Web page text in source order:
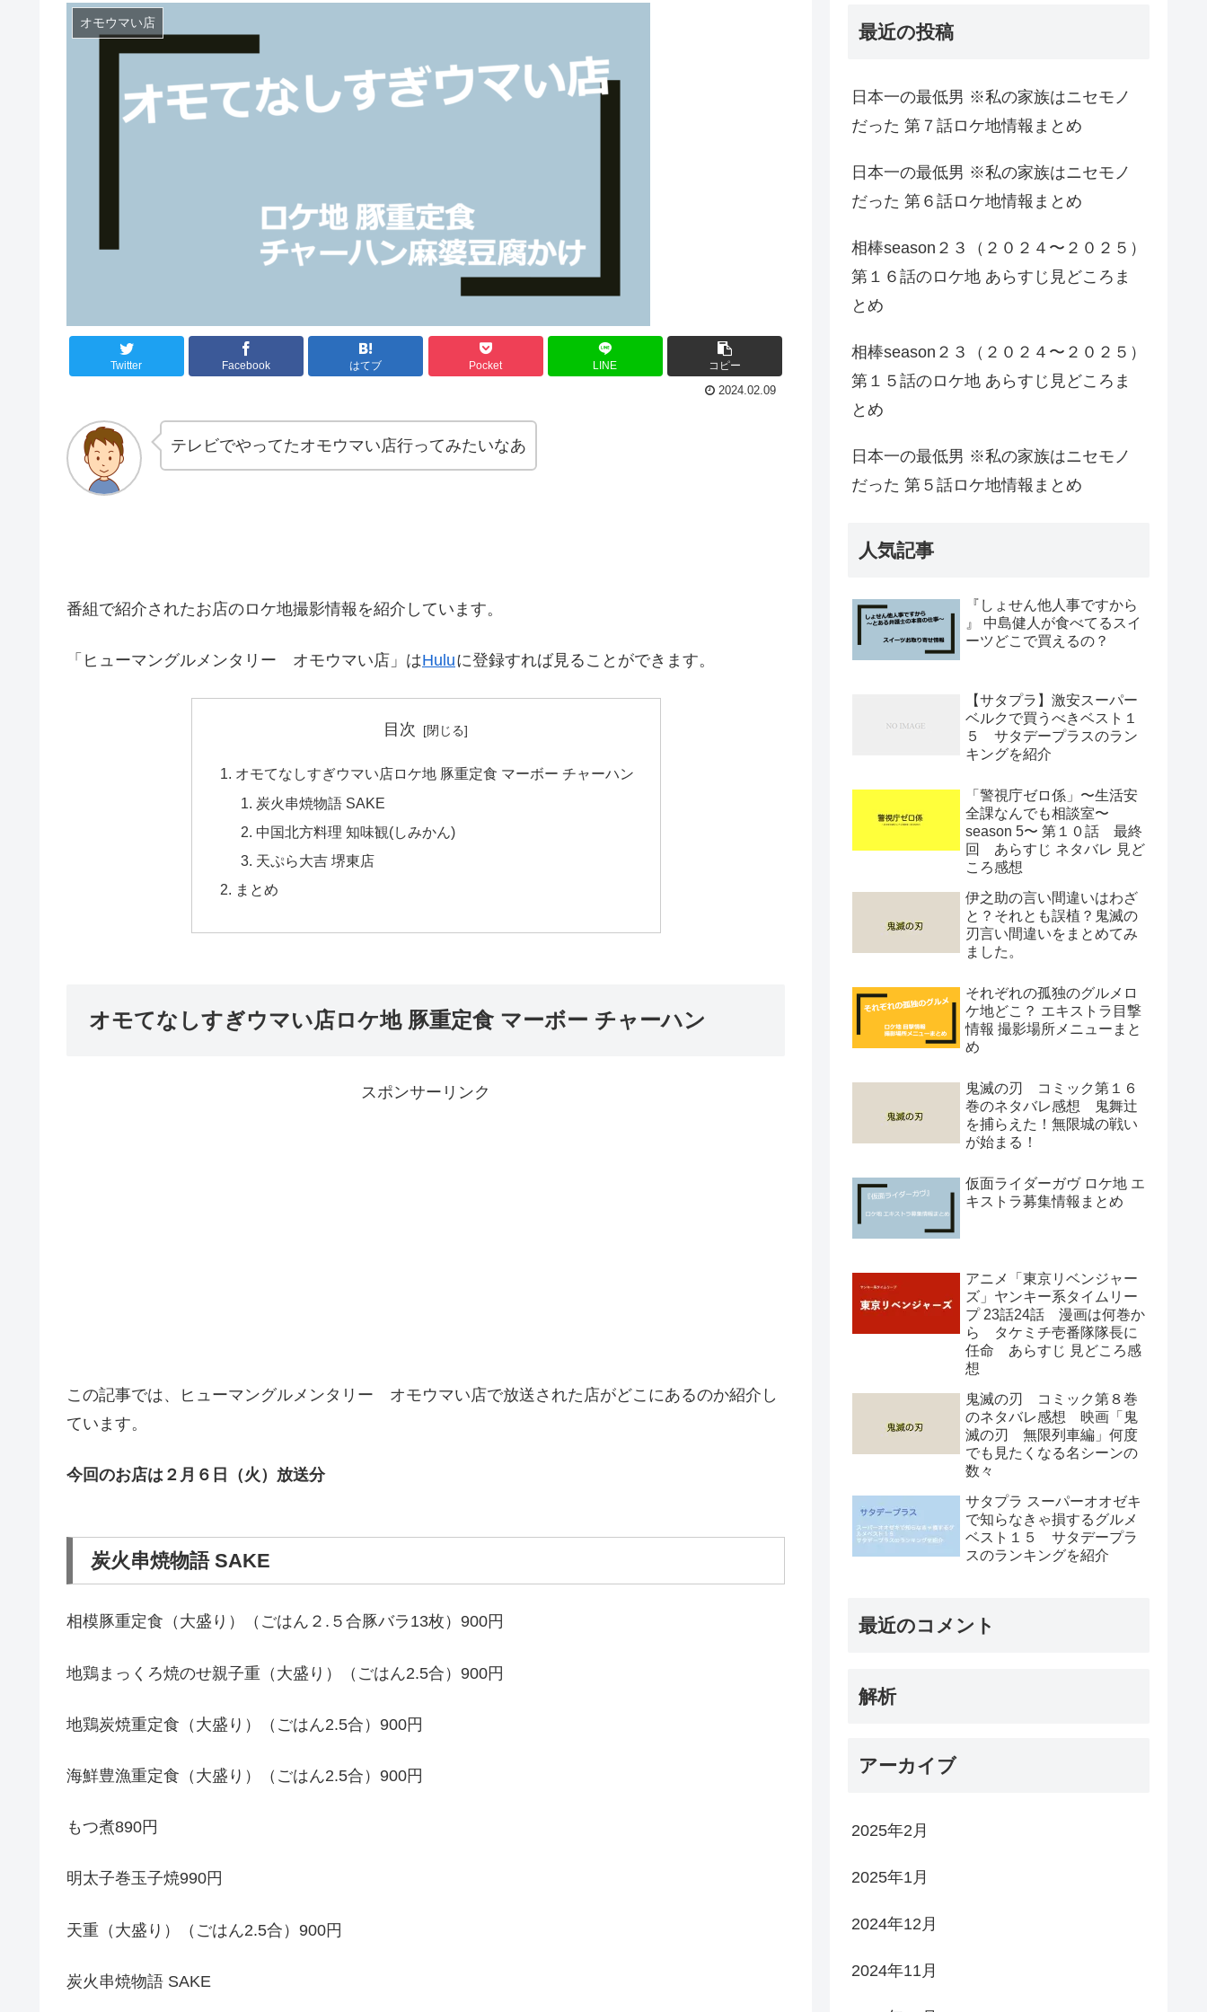
オモウマい店
Twitter Facebook はてブ Pocket LINE
コピー
2024.02.09
テレビでやってたオモウマい店行ってみたいなあ
番組で紹介されたお店のロケ地撮影情報を紹介しています。
「ヒューマングルメンタリー オモウマい店」はHuluに登録すれば見ることができます。
目次
オモてなしすぎウマい店ロケ地 豚重定食 マーボー チャーハン
炭火串焼物語 SAKE
中国北方料理 知味観(しみかん)
天ぷら大吉 堺東店
まとめ
オモてなしすぎウマい店ロケ地 豚重定食 マーボー チャーハン
スポンサーリンク
この記事では、ヒューマングルメンタリー オモウマい店で放送された店がどこにあるのか紹介し
ています。
今回のお店は２月６日（火）放送分
炭火串焼物語 SAKE
相模豚重定食（大盛り）（ごはん２.５合豚バラ13枚）900円
地鶏まっくろ焼のせ親子重（大盛り）（ごはん2.5合）900円
地鶏炭焼重定食（大盛り）（ごはん2.5合）900円
海鮮豊漁重定食（大盛り）（ごはん2.5合）900円
もつ煮890円
明太子巻玉子焼990円
天重（大盛り）（ごはん2.5合）900円
炭火串焼物語 SAKE
最近の投稿
日本一の最低男 ※私の家族はニセモノ
だった 第７話ロケ地情報まとめ
日本一の最低男 ※私の家族はニセモノ
だった 第６話ロケ地情報まとめ
相棒season２３（２０２４〜２０２５）
第１６話のロケ地 あらすじ見どころま
とめ
相棒season２３（２０２４〜２０２５）
第１５話のロケ地 あらすじ見どころま
とめ
日本一の最低男 ※私の家族はニセモノ
だった 第５話ロケ地情報まとめ
人気記事
『しょせん他人事ですから
』 中島健人が食べてるスイ
ーツどこで買えるの？
【サタプラ】激安スーパー
ベルクで買うべきベスト１
５ サタデープラスのラン
キングを紹介
「警視庁ゼロ係」〜生活安
全課なんでも相談室〜
season 5〜 第１０話 最終
回 あらすじ ネタバレ 見ど
ころ感想
伊之助の言い間違いはわざ
と？それとも誤植？鬼滅の
刃言い間違いをまとめてみ
ました。
それぞれの孤独のグルメロ
ケ地どこ？ エキストラ目撃
情報 撮影場所メニューまと
め
鬼滅の刃 コミック第１６
巻のネタバレ感想 鬼舞辻
を捕らえた！無限城の戦い
が始まる！
仮面ライダーガヴ ロケ地 エ
キストラ募集情報まとめ
アニメ「東京リベンジャー
ズ」ヤンキー系タイムリー
プ 23話24話 漫画は何巻か
ら タケミチ壱番隊隊長に
任命 あらすじ 見どころ感
想
鬼滅の刃 コミック第８巻
のネタバレ感想 映画「鬼
滅の刃 無限列車編」何度
でも見たくなる名シーンの
数々
サタプラ スーパーオオゼキ
で知らなきゃ損するグルメ
ベスト１５ サタデープラ
スのランキングを紹介
最近のコメント
解析
アーカイブ
2025年2月
2025年1月
2024年12月
2024年11月